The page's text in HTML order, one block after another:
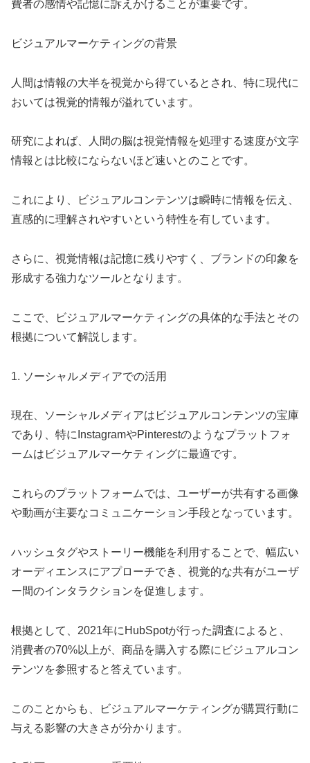
費者の感情や記憶に訴えかけることが重要です。
ビジュアルマーケティングの背景
人間は情報の大半を視覚から得ているとされ、特に現代に
おいては視覚的情報が溢れています。
研究によれば、人間の脳は視覚情報を処理する速度が文字
情報とは比較にならないほど速いとのことです。
これにより、ビジュアルコンテンツは瞬時に情報を伝え、
直感的に理解されやすいという特性を有しています。
さらに、視覚情報は記憶に残りやすく、ブランドの印象を
形成する強力なツールとなります。
ここで、ビジュアルマーケティングの具体的な手法とその
根拠について解説します。
1. ソーシャルメディアでの活用
現在、ソーシャルメディアはビジュアルコンテンツの宝庫
であり、特にInstagramやPinterestのようなプラットフォ
ームはビジュアルマーケティングに最適です。
これらのプラットフォームでは、ユーザーが共有する画像
や動画が主要なコミュニケーション手段となっています。
ハッシュタグやストーリー機能を利用することで、幅広い
オーディエンスにアプローチでき、視覚的な共有がユーザ
ー間のインタラクションを促進します。
根拠として、2021年にHubSpotが行った調査によると、
消費者の70%以上が、商品を購入する際にビジュアルコン
テンツを参照すると答えています。
このことからも、ビジュアルマーケティングが購買行動に
与える影響の大きさが分かります。